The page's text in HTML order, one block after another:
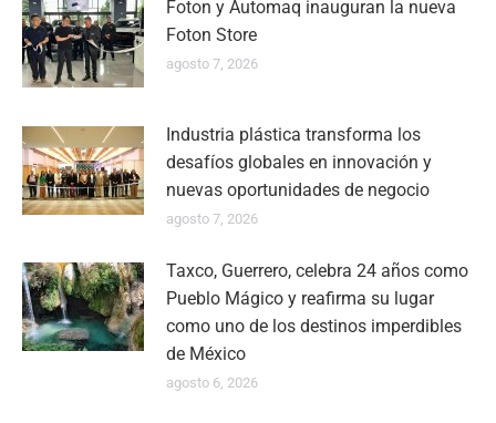
Foton y Automaq inauguran la nueva
Foton Store
agosto 7, 2026
Industria plástica transforma los
desafíos globales en innovación y
nuevas oportunidades de negocio
agosto 7, 2026
Taxco, Guerrero, celebra 24 años como
Pueblo Mágico y reafirma su lugar
como uno de los destinos imperdibles
de México
agosto 6, 2026